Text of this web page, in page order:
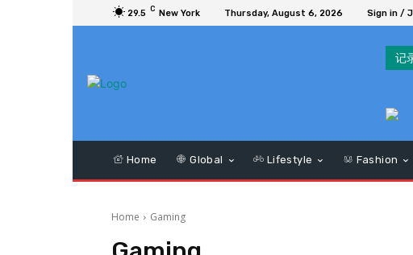
29.5 C New York Thursday, August 6, 2026 Sign in /
记
Home Global Lifestyle Fashion
Home Gaming